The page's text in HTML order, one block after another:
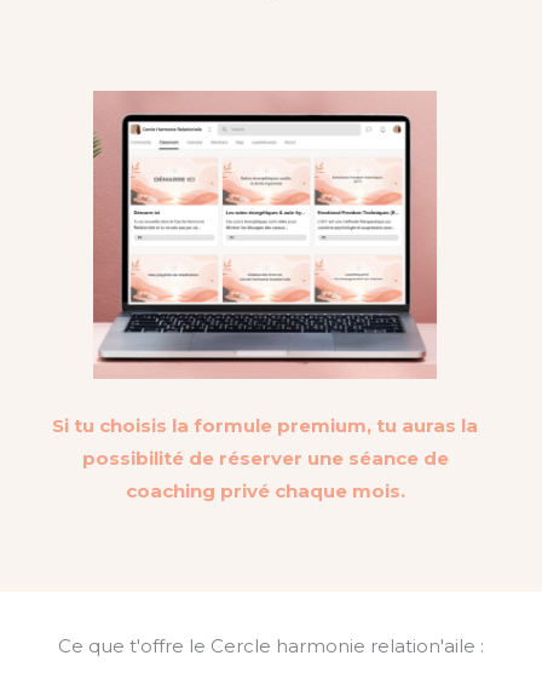
Si tu choisis la formule premium, tu auras la
possibilité de réserver une séance de
coaching privé chaque mois.
Ce que t'offre le Cercle harmonie relation'aile :